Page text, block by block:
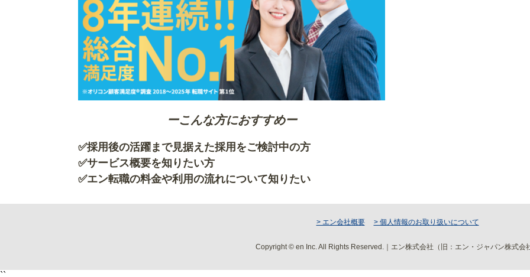
ーこんな方におすすめー
✅採用後の活躍まで見据えた採用をご検討中の方
✅サービス概要を知りたい方
✅エン転職の料金や利用の流れについて知りたい
> エン会社概要 > 個人情報のお取り扱いについて
Copyright © en Inc. All Rights Reserved.｜エン株式会社（旧：エン・ジャパン株式会
``